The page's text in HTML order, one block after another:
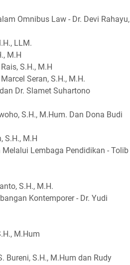
Omnibus Law - Dr. Devi Rahayu,
LLM.
M.H
S.H., M.H
Seran, S.H., M.H.
Dr. Slamet Suhartono
S.H., M.Hum. Dan Dona Budi
S.H., M.H
Lembaga Pendidikan - Tolib
S.H., M.H.
Kontemporer - Dr. Yudi
M.Hum
Bureni, S.H., M.Hum dan Rudy